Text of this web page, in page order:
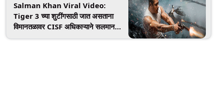
Salman Khan Viral Video:
Tiger 3 च्या शुटींगसाठी जात असताना
विमानतळावर CISF अधिकाऱ्याने सलमान